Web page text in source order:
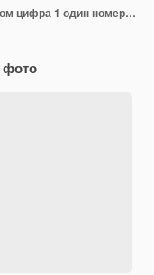
Индикатор Nixie tube крупным планом цифра 1 один номера в стиле ретро на черном фоне 3D-рендеринг
фото